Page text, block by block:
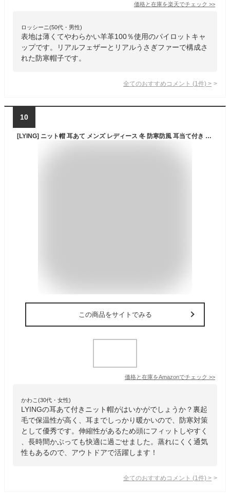
価格と在庫を楽天でチェック >>
ロッシーニ(50代・男性)
表地は薄くてやわらかい羊革100％使用のパイロットキャ
ップです。リアルフェザーとリアルうさぎファーで構成さ
れた防寒帽子です。
全てのおすすめコメント (1 件) >
10
[LYING] ニット帽 耳あて メンズ レディース 冬 防寒防風 耳当て付き ニットキャップ 裏起毛 暖かい アウトドア 厚手 無地 おしゃれ 自転車 バイク 通勤通学 登山 散歩 スキー スノーボード用 ニット帽子 大きいサイズ 小顔効果 伸縮性 男女兼用
この商品をサイトでみる
価格と在庫をAmazonでチェック >>
かわこ(30代・女性)
LYINGの耳あて付きニット帽がはいかがでしょうか？裏起
毛で保温性が高く、耳までしっかり暖かいので、防寒対策
として優秀です。伸縮性があるため頭にフィットしやすく
、長時間かぶっても快適に過ごせました。蒸れにくく通気
性もあるので、アウトドアで活躍します！
全てのおすすめコメント (1 件) >